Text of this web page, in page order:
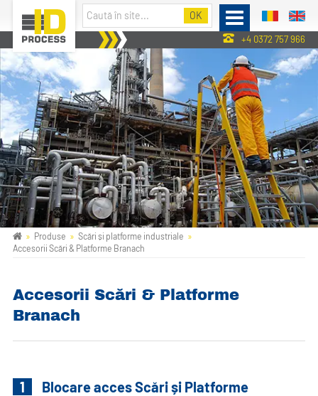
+4 0372 757 966
Produse
Scări și platforme industriale
Accesorii Scări & Platforme Branach
Accesorii Scări & Platforme
Branach
1 Blocare acces Scări și Platforme